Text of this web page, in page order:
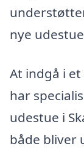
nye
At indgå i
har
udestue i
både bliver